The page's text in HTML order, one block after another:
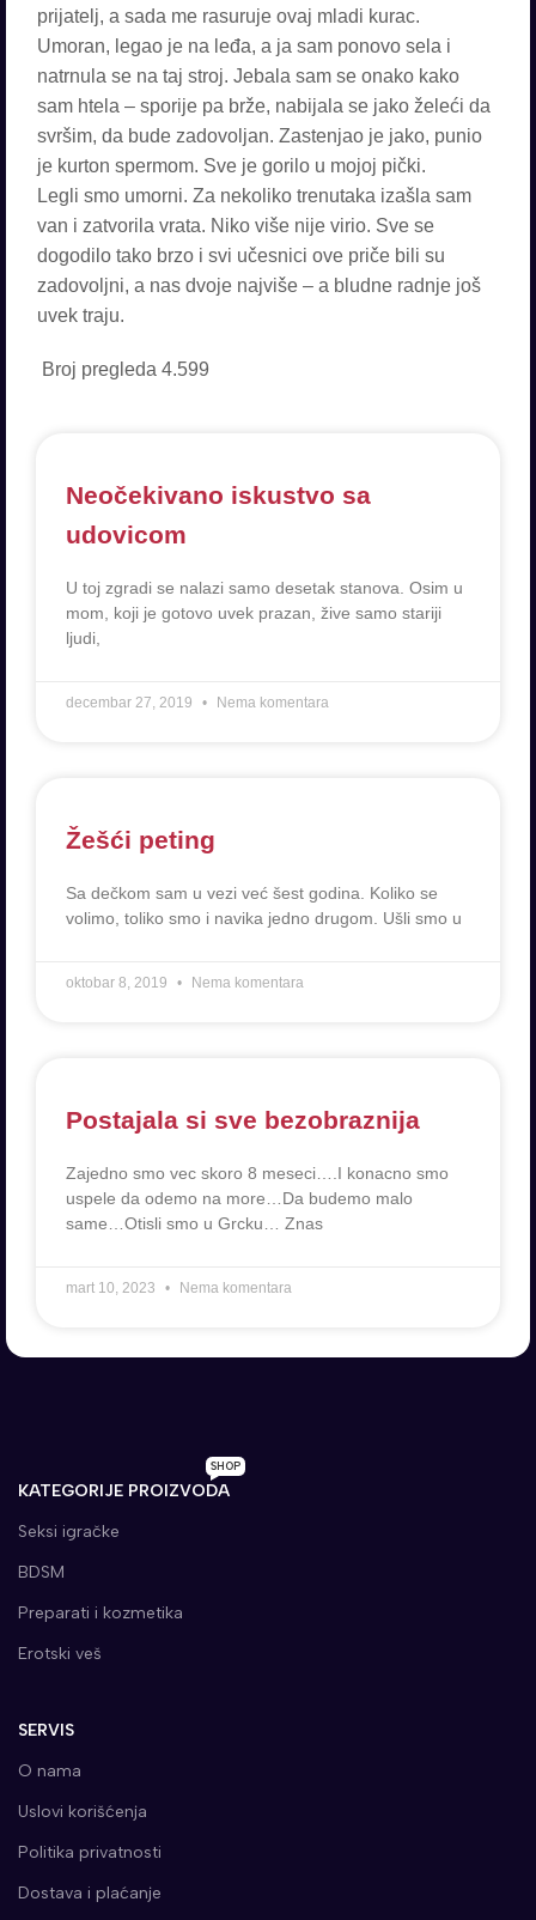
prijatelj, a sada me rasuruje ovaj mladi kurac.
Umoran, legao je na leđa, a ja sam ponovo sela i
natrnula se na taj stroj. Jebala sam se onako kako
sam htela – sporije pa brže, nabijala se jako želeći da
svršim, da bude zadovoljan. Zastenjao je jako, punio
je kurton spermom. Sve je gorilo u mojoj pički.
Legli smo umorni. Za nekoliko trenutaka izašla sam
van i zatvorila vrata. Niko više nije virio. Sve se
dogodilo tako brzo i svi učesnici ove priče bili su
zadovoljni, a nas dvoje najviše – a bludne radnje još
uvek traju.
Broj pregleda 4.599
Neočekivano iskustvo sa
udovicom
U toj zgradi se nalazi samo desetak stanova. Osim u
mom, koji je gotovo uvek prazan, žive samo stariji
ljudi,
decembar 27, 2019 Nema komentara
Žešći peting
Sa dečkom sam u vezi već šest godina. Koliko se
volimo, toliko smo i navika jedno drugom. Ušli smo u
oktobar 8, 2019 Nema komentara
Postajala si sve bezobraznija
Zajedno smo vec skoro 8 meseci….I konacno smo
uspele da odemo na more…Da budemo malo
same…Otisli smo u Grcku… Znas
mart 10, 2023 Nema komentara
KATEGORIJE PROIZVODA
SHOP
Seksi igračke
BDSM
Preparati i kozmetika
Erotski veš
SERVIS
O nama
Uslovi korišćenja
Politika privatnosti
Dostava i plaćanje